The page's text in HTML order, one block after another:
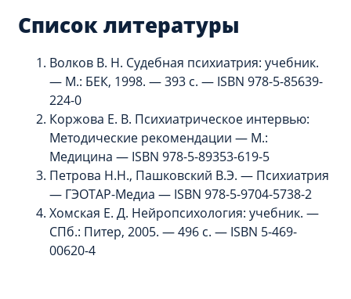
Список литературы
Волков В. Н. Судебная психиатрия: учебник.
— М.: БЕК, 1998. — 393 с. — ISBN 978-5-85639-
224-0
Коржова Е. В. Психиатрическое интервью:
Методические рекомендации — М.:
Медицина — ISBN 978-5-89353-619-5
Петрова Н.Н., Пашковский В.Э. — Психиатрия
— ГЭОТАР-Медиа — ISBN 978-5-9704-5738-2
Хомская Е. Д. Нейропсихология: учебник. —
СПб.: Питер, 2005. — 496 с. — ISBN 5-469-
00620-4